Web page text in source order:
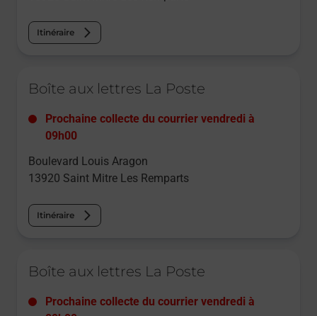
Itinéraire
Boîte aux lettres La Poste
Prochaine collecte du courrier vendredi à
09h00
Boulevard Louis Aragon
13920 Saint Mitre Les Remparts
Itinéraire
Boîte aux lettres La Poste
Prochaine collecte du courrier vendredi à